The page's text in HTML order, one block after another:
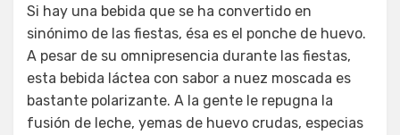
Si hay una bebida que se ha convertido en
sinónimo de las fiestas, ésa es el ponche de huevo.
A pesar de su omnipresencia durante las fiestas,
esta bebida láctea con sabor a nuez moscada es
bastante polarizante. A la gente le repugna la
fusión de leche, yemas de huevo crudas, especias